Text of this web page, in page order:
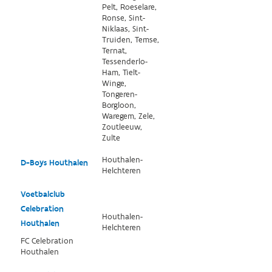
Pelt, Roeselare,
Ronse, Sint-
Niklaas, Sint-
Truiden, Temse,
Ternat,
Tessenderlo-
Ham, Tielt-
Winge,
Tongeren-
Borgloon,
Waregem, Zele,
Zoutleeuw,
Zulte
D-Boys Houthalen
Houthalen-
Helchteren
Voetbalclub
Celebration
Houthalen
FC Celebration
Houthalen
Houthalen-
Helchteren